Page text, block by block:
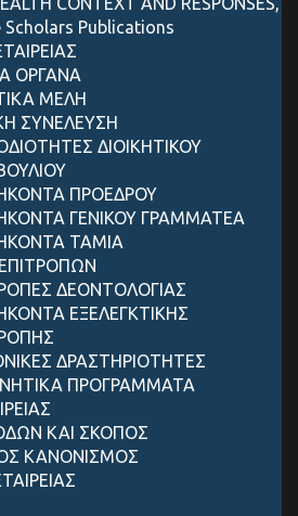
Scholars Publications
ΟΡΓΑΝΑ
ΜΕΛΗ
ΣΥΝΕΛΕΥΣΗ
ΔΙΟΙΚΗΤΙΚΟΥ
ΠΡΟΕΔΡΟΥ
ΓΕΝΙΚΟΥ ΓΡΑΜΜΑΤΕΑ
ΤΑΜΙΑ
ΔΕΟΝΤΟΛΟΓΙΑΣ
ΕΞΕΛΕΓΚΤΙΚΗΣ
ΔΡΑΣΤΗΡΙΟΤΗΤΕΣ
ΠΡΟΓΡΑΜΜΑΤΑ
ΚΑΙ ΣΚΟΠΟΣ
ΚΑΝΟΝΙΣΜΟΣ